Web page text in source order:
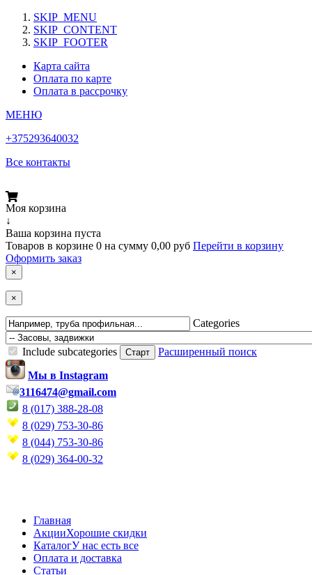
SKIP_MENU
SKIP_CONTENT
SKIP_FOOTER
Карта сайта
Оплата по карте
Оплата в рассрочку
МЕНЮ
+375293640032
Все контакты
Моя корзина
↓
Ваша корзина пуста
Товаров в корзине 0 на сумму 0,00 руб Перейти в корзину
Оформить заказ
×
×
Categories
Include subcategories
Расширенный поиск
Мы в Instagram
3116474@gmail.com
8 (017) 388-28-08
8 (029) 753-30-86
8 (044) 753-30-86
8 (029) 364-00-32
Главная
АкцииХорошие скидки
КаталогУ нас есть все
Оплата и доставка
Статьи